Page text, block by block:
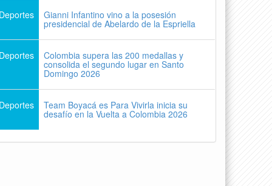
Gianni Infantino vino a la posesión
presidencial de Abelardo de la Espriella
Colombia supera las 200 medallas y
consolida el segundo lugar en Santo
Domingo 2026
Team Boyacá es Para Vivirla inicia su
desafío en la Vuelta a Colombia 2026